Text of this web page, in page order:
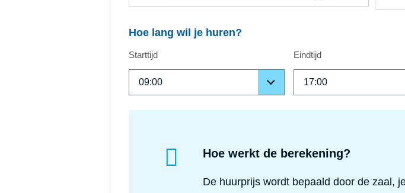
Hoe lang wil je huren?
Starttijd Eindtijd
Hoe werkt de berekening?
De huurprijs wordt bepaald door de zaal,